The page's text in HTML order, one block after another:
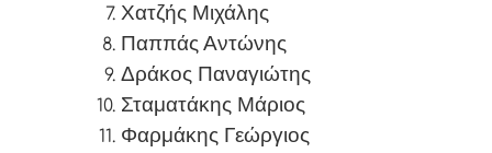
Χατζής Μιχάλης
Παππάς Αντώνης
Δράκος Παναγιώτης
Σταματάκης Μάριος
Φαρμάκης Γεώργιος